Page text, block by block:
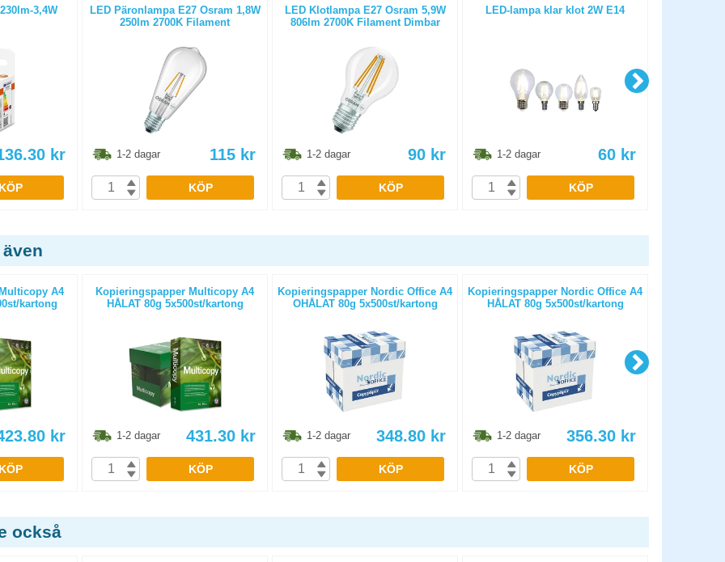
3,4W
kr
KÖP
LED Päronlampa E27 Osram 1,8W
250lm 2700K Filament
1-2 dagar 115 kr
KÖP
LED Klotlampa E27 Osram 5,9W
806lm 2700K Filament Dimbar
1-2 dagar 90 kr
KÖP
LED-lampa klar klot 2W E14
1-2 dagar 60 kr
KÖP
A4
kartong
kr
KÖP
Kopieringspapper Multicopy A4
HÅLAT 80g 5x500st/kartong
1-2 dagar 431.30 kr
KÖP
Kopieringspapper Nordic Office A4
OHÅLAT 80g 5x500st/kartong
1-2 dagar 348.80 kr
KÖP
Kopieringspapper Nordic Office A4
HÅLAT 80g 5x500st/kartong
1-2 dagar 356.30 kr
KÖP
också